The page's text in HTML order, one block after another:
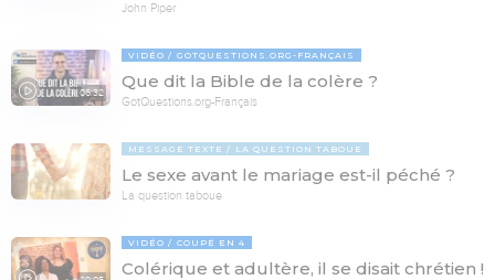
John Piper
06:32
VIDÉO GOTQUESTIONS.ORG-FRANÇAIS
Que dit la Bible de la colère ?
GotQuestions.org-Français
MESSAGE TEXTE LA QUESTION TABOUE
Le sexe avant le mariage est-il péché ?
La question taboue
VIDÉO COUPÉ EN 4
Colérique et adultère, il se disait chrétien !